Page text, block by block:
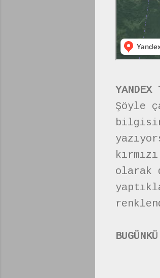
Şöyle
olarak